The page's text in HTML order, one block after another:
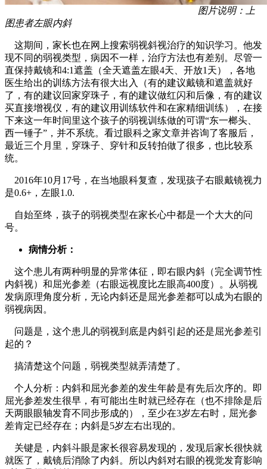
图片说明：上
图患者左眼内斜
这期间，家长也在网上搜索弱视斜视治疗的知识学习。他发
现不同的弱视类型，病因不一样，治疗方法也有差别。尽管一
直保持戴镜和4:1遮盖（全天遮盖左眼4天、开放1天），各地
医生给出的训练方法有很大出入（有的建议戴镜和遮盖就好
了，有的建议回家穿珠子，有的建议做红闪和后像，有的建议
买直接增视仪，有的建议用训练软件和在家精细训练），在接
下来这一年时间里这个孩子的弱视训练做的可谓“东一榔头、
西一锤子”，并不系统。看过眼科之家文章并咨询了客服后，
最近三个月里，穿珠子、穿针和反转拍做了很多，也比较系
统。
2016年10月17号，在当地眼科复查，发现孩子右眼戴镜视力
是0.6+，左眼1.0.
自始至终，孩子的弱视类型在家长心中都是一个大大的问
号。
病情分析：
这个患儿有两种明显的异常体征，即右眼内斜（完全调节性
内斜视）和屈光参差（右眼远视度比左眼高400度）。从弱视
发病原理角度分析，无论内斜还是屈光参差都可以成为右眼的
弱视病因。
问题是，这个患儿的弱视到底是内斜引起的还是屈光参差引
起的？
搞清楚这个问题，弱视类型就弄清楚了。
个人分析：内斜和屈光参差的发生年龄是有先后次序的。即
屈光参差发生很早，有可能出生时就已经存在（也不排除是后
天两眼眼轴发育不同步形成的），至少在3岁左右时，屈光参
差肯定已经存在；内斜是5岁左右出现的。
关键是，内斜斗眼是家长很容易发现的，发现后家长很快就
就医了，戴镜后消除了内斜。所以内斜对右眼的视觉发育影响